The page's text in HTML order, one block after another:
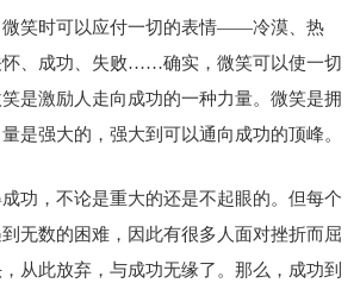
微笑时可以应付一切的表情——冷漠、热
怀、成功、失败……确实，微笑可以使一切
是激励人走向成功的一种力量。微笑是拥
是强大的，强大到可以通向成功的顶峰。
功，不论是重大的还是不起眼的。但每个
无数的困难，因此有很多人面对挫折而屈
从此放弃，与成功无缘了。那么，成功到